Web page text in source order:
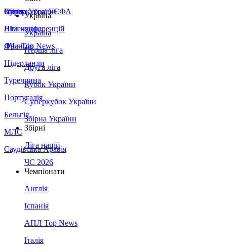
Збірна України
Італія
Німеччина
Франція
Нідерланди
Туреччина
Португалія
Бельгія
МЛС
Саудівська Аравія
Суперкубок УЄФА
Ліга конференцій
ЛЧ - Top News
Україна
Україна
Перша ліга
Друга ліга
Кубок України
Суперкубок України
Збірна України
Збірні
Ліга націй
ЧС 2026
Чемпіонати
Англія
Іспанія
АПЛ Top News
Італія